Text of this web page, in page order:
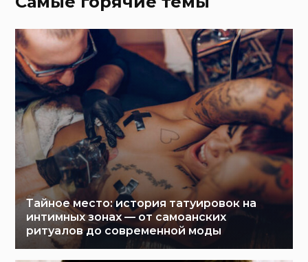
Тайное место: история татуировок на
интимных зонах — от самоанских
ритуалов до современной моды